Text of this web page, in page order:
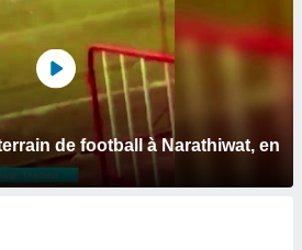
de football à Narathiwat, en